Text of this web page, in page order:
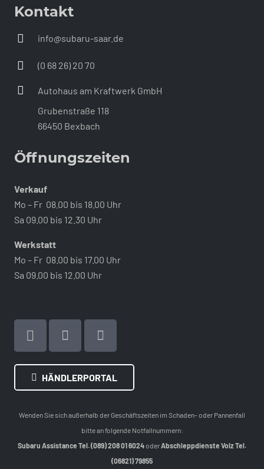
Kontakt
info@subaru-saar.de
(0 68 26) 20 70
Autohaus am Kraftwerk GmbH
Grubenstraße 118
66450 Bexbach
Öffnungszeiten
Verkauf
Mo – Fr 08.00 bis 18.00 Uhr
Sa 09.00 bis 12.30 Uhr
Werkstatt
Mo – Fr 08.00 bis 17.00 Uhr
Sa 09.00 bis 12.00 Uhr
HÄNDLERPORTAL
Wenden Sie sich außerhalb der Geschäftszeiten im Schaden- oder Pannenfall
bitte an folgende Notfallnummern:
Subaru Assistance Tel. (089) 208 01 6024oderAbschleppdienste Volz Tel.
(06821) 79855